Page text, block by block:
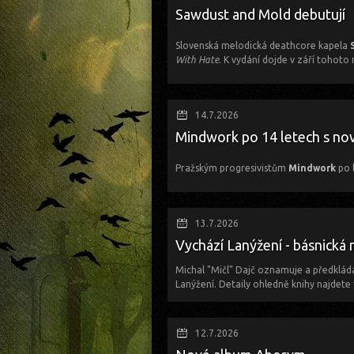
Sawdust and Mold debutují
Slovenská melodická deathcore kapela
With Hate. K vydání dojde v září tohoto
psychiky. Zachycuje období plné emocí,
Jako oslavu vydání kapela chystá dva
2. října 2026 – Bratislava Randal
14.7.2026
Mindwork po 14 letech s
Pražským progresivistům Mindwork po
na konci léta, konkrétně 28. srpna, vydá
téma Alzheimerovy choroby, které
postupné pokřivení celkového vnímání
Kytarista a zpěvák Martin Schuster ke
mysl začíná degradovat, zároveň se mu
První vypuštěnou skladbou z nového
poslechnout
13.7.2026
Vychází Lanýžení - básnická
Michal "Mičl" Dajč oznamuje a
Lanýžení. Detaily ohledně knihy najdete
básnickou sbírku LANÝŽENÍ !!!
12.7.2026